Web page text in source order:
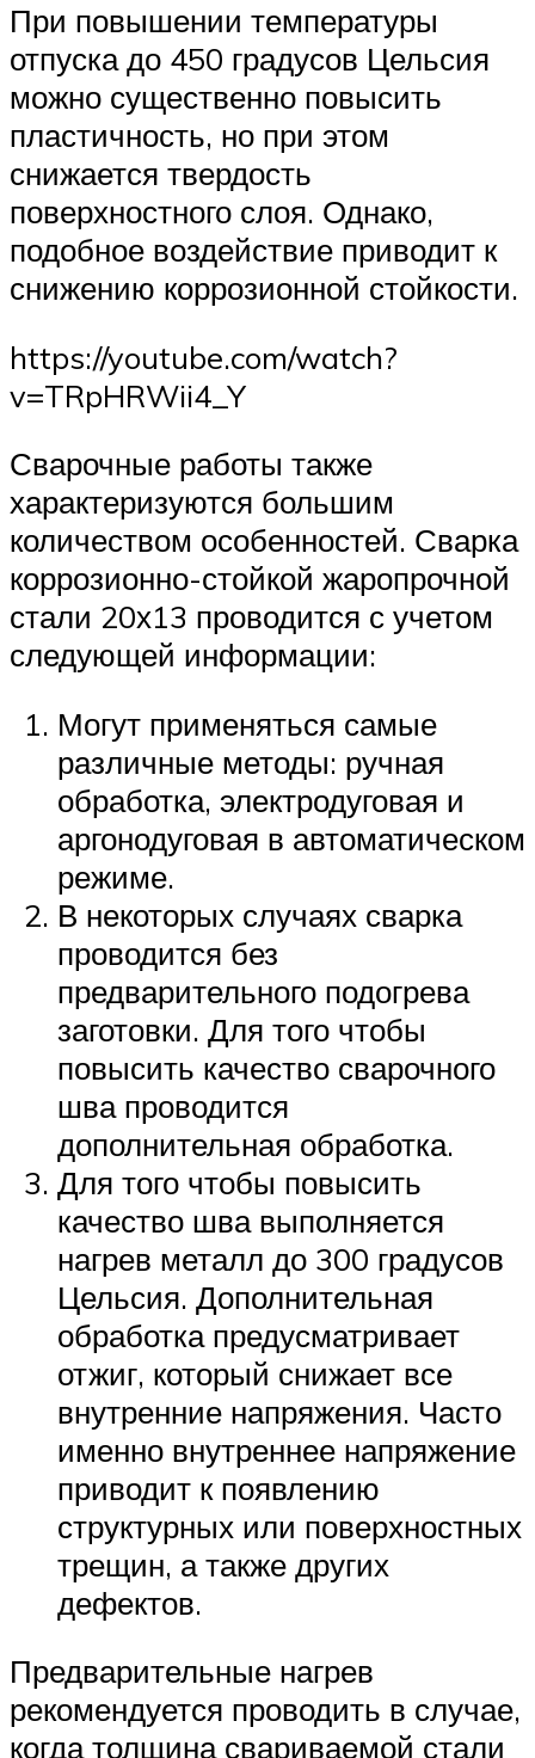
При повышении температуры
отпуска до 450 градусов Цельсия
можно существенно повысить
пластичность, но при этом
снижается твердость
поверхностного слоя. Однако,
подобное воздействие приводит к
снижению коррозионной стойкости.
https://youtube.com/watch?
v=TRpHRWii4_Y
Сварочные работы также
характеризуются большим
количеством особенностей. Сварка
коррозионно-стойкой жаропрочной
стали 20х13 проводится с учетом
следующей информации:
Могут применяться самые
различные методы: ручная
обработка, электродуговая и
аргонодуговая в автоматическом
режиме.
В некоторых случаях сварка
проводится без
предварительного подогрева
заготовки. Для того чтобы
повысить качество сварочного
шва проводится
дополнительная обработка.
Для того чтобы повысить
качество шва выполняется
нагрев металл до 300 градусов
Цельсия. Дополнительная
обработка предусматривает
отжиг, который снижает все
внутренние напряжения. Часто
именно внутреннее напряжение
приводит к появлению
структурных или поверхностных
трещин, а также других
дефектов.
Предварительные нагрев
рекомендуется проводить в случае,
когда толщина свариваемой стали